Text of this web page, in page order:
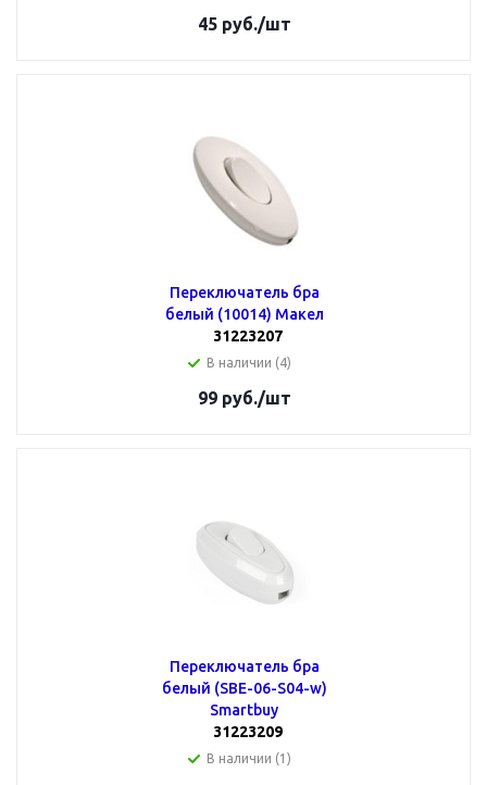
45руб./шт
Переключатель бра
белый (10014) Макел
31223207
В наличии (4)
99руб./шт
Переключатель бра
белый (SBE-06-S04-w)
Smartbuy
31223209
В наличии (1)